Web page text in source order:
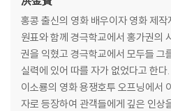
생할 수 있음을 알려드립니다.
※ 디스크 외관 불량
디스크에 미세한 잔 흠집이 남아있거나
있으며, 상품의 불량이 아닙니다. 단, 재
로 인한 반품/교환이 가능합니다.
홍콩 출신의 영화 배우이자 영화 제
원표와 함께 경극학교에서 홍가권의
권을 익혔고 경극학교에서 모두들
실력에 있어 따를 자가 없었다고 한
이소룡의 영화 용쟁호투 오프닝에서
자로 등장하여 관객들에게 깊은 인상